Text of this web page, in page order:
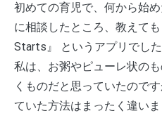
初めての育児で、何から始
に相談したところ、教えて
Starts』 というアプリでした
私は、お粥やピューレ状の
くものだと思っていたので
ていた方法はまったく違いま